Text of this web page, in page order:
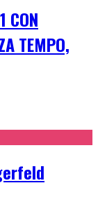
CON
TEMPO,